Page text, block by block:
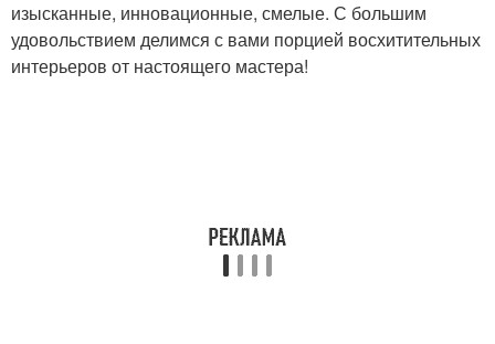
изысканные, инновационные, смелые. С большим
удовольствием делимся с вами порцией восхитительных
интерьеров от настоящего мастера!